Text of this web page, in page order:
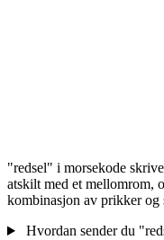
"redsel" i morsekode
atskilt med et mellomrom,
kombinasjon av prikker og
Hvordan sender du